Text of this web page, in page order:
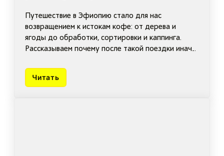
Путешествие в Эфиопию стало для нас
возвращением к истокам кофе: от дерева и
ягоды до обработки, сортировки и каппинга.
Рассказываем почему после такой поездки иначе
Читать